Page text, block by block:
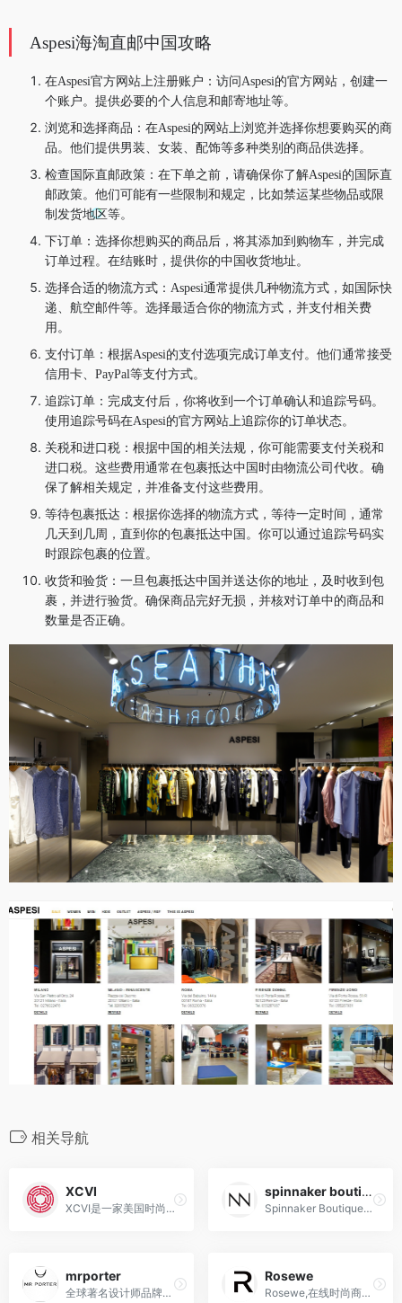
Aspesi海淘直邮中国攻略
在Aspesi官方网站上注册账户：访问Aspesi的官方网站，创建一
个账户。提供必要的个人信息和邮寄地址等。
浏览和选择商品：在Aspesi的网站上浏览并选择你想要购买的商
品。他们提供男装、女装、配饰等多种类别的商品供选择。
检查国际直邮政策：在下单之前，请确保你了解Aspesi的国际直
邮政策。他们可能有一些限制和规定，比如禁运某些物品或限
制发货地区等。
下订单：选择你想购买的商品后，将其添加到购物车，并完成
订单过程。在结账时，提供你的中国收货地址。
选择合适的物流方式：Aspesi通常提供几种物流方式，如国际快
递、航空邮件等。选择最适合你的物流方式，并支付相关费
用。
支付订单：根据Aspesi的支付选项完成订单支付。他们通常接受
信用卡、PayPal等支付方式。
追踪订单：完成支付后，你将收到一个订单确认和追踪号码。
使用追踪号码在Aspesi的官方网站上追踪你的订单状态。
关税和进口税：根据中国的相关法规，你可能需要支付关税和
进口税。这些费用通常在包裹抵达中国时由物流公司代收。确
保了解相关规定，并准备支付这些费用。
等待包裹抵达：根据你选择的物流方式，等待一定时间，通常
几天到几周，直到你的包裹抵达中国。你可以通过追踪号码实
时跟踪包裹的位置。
收货和验货：一旦包裹抵达中国并送达你的地址，及时收到包
裹，并进行验货。确保商品完好无损，并核对订单中的商品和
数量是否正确。
相关导航
XCVI
XCVI是一家美国时尚品牌，以将舒适性与时尚融合于设计中，以宽松休闲风格和高品质材料著称，成为了备受瞩目的时尚界品牌。
spinnaker boutique
Spinnaker Boutique是来自意大利的时尚奢侈品买手店
mrporter
全球著名设计师品牌奢侈品折扣电商,由英国高档购物网站Net-A-Porter衍生出来的
Rosewe
Rosewe,在线时尚商店海淘攻略,直邮转运中国教程